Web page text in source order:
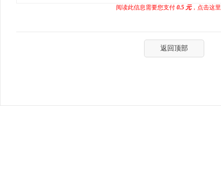
阅读此信息需要您支付 0.5 元，点击这
返回顶部